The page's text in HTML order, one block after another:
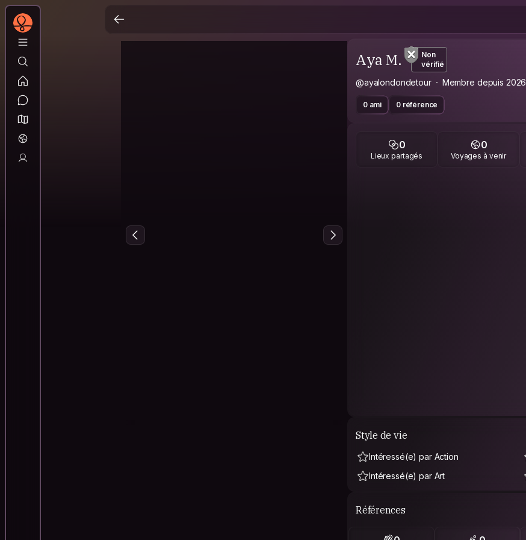
Aya M.
Non
vérifié
@ayalondondetour Membre depuis 2026
0 ami 0 référence
0
Lieux partagés
0
Voyages à venir
Style de vie
Intéressé(e) par Action
Intéressé(e) par Art
Références